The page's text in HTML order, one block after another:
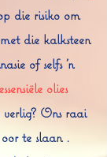
die risiko om
die kalksteen
of selfs 'n
olies
Ons raai
te slaan .